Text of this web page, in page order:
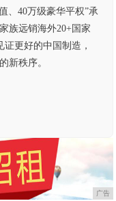
、40万级豪华平权”承
族远销海外20+国家
更好的中国制造，
新秩序。
广告